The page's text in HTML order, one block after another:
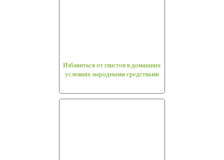
Избавиться от глистов в домашних
условиях народными средствами